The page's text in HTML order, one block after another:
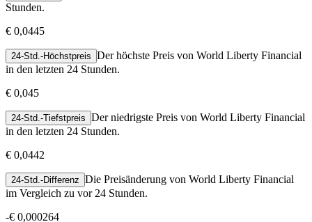
Stunden.
€ 0,0445
24-Std.-Höchstpreis Der höchste Preis von World Liberty Financial
in den letzten 24 Stunden.
€ 0,045
24-Std.-Tiefstpreis Der niedrigste Preis von World Liberty Financial
in den letzten 24 Stunden.
€ 0,0442
24-Std.-Differenz Die Preisänderung von World Liberty Financial
im Vergleich zu vor 24 Stunden.
-€ 0,000264